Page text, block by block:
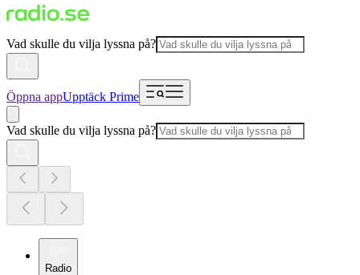
Vad skulle du vilja lyssna på?
Öppna appUpptäck Prime
Vad skulle du vilja lyssna på?
Radio